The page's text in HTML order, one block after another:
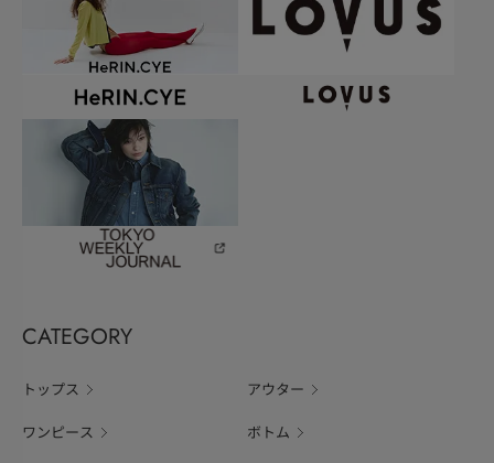
CATEGORY
トップス アウター
ワンピース ボトム